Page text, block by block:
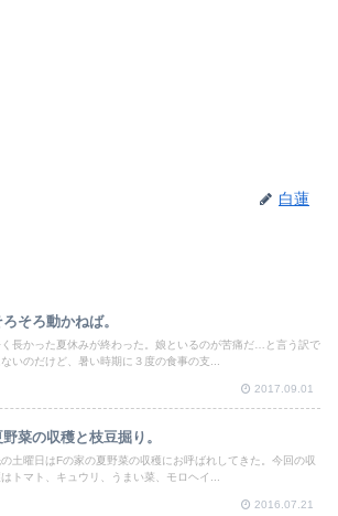
白蓮
ろそろ動かねば。
長かった夏休みが終わった。娘といるのが苦痛だ…と言う訳で
ないのだけど、暑い時期に３度の食事の支...
2017.09.01
野菜の収穫と枝豆掘り。
の土曜日はFの家の夏野菜の収穫にお呼ばれしてきた。今回の収
トマト、キュウリ、うまい菜、モロヘイ...
2016.07.21